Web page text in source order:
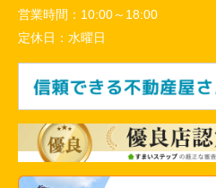
営業時間： 10:00～18:00
定休日： 水曜日